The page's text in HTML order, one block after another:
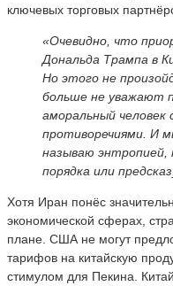
ключевых торговых
«Очевидно, что
Дональда Трампа в
Но этого не
больше не уважают
аморальный человек
противоречиями. И
называю
порядка или
Хотя Иран понёс
экономической сферах,
плане. США не могут
тарифов на китайскую
стимулом для Пекина.